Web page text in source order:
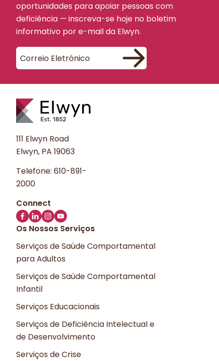
oportunidades para apoiar pessoas com
deficiência — inscreva-se hoje no boletim
informativo por e-mail da Elwyn.
111 Elwyn Road
Elwyn, PA 19063
Telefone: 610-891-
2000
Os Nossos Serviços
Serviços de Saúde Comportamental
para Adultos
Serviços de Saúde Comportamental
Infantil
Serviços Educacionais
Serviços de Deficiência Intelectual e
de Desenvolvimento
Serviços de Crise